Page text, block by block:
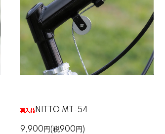
NITTO MT-54
9,900円(税900円)